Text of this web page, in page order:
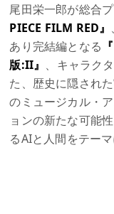
尾田栄一郎が総合
PIECE FILM RED』
あり完結編となる
版:II』 、キャラク
た、歴史に隠され
のミュージカル・
ョンの新たな可能
るAIと人間をテー